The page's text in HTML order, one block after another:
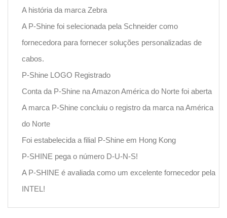
A história da marca Zebra
A P-Shine foi selecionada pela Schneider como
fornecedora para fornecer soluções personalizadas de
cabos.
P-Shine LOGO Registrado
Conta da P-Shine na Amazon América do Norte foi aberta
A marca P-Shine concluiu o registro da marca na América
do Norte
Foi estabelecida a filial P-Shine em Hong Kong
P-SHINE pega o número D-U-N-S!
A P-SHINE é avaliada como um excelente fornecedor pela
INTEL!